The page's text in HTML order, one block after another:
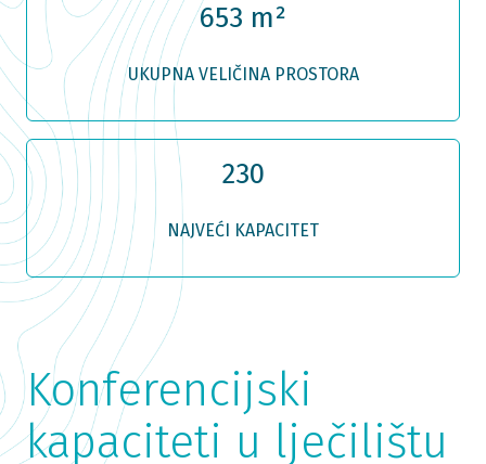
653 m²
UKUPNA VELIČINA PROSTORA
230
NAJVEĆI KAPACITET
Konferencijski
kapaciteti u lječilištu